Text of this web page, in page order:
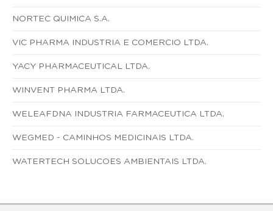
NORTEC QUIMICA S.A.
VIC PHARMA INDUSTRIA E COMERCIO LTDA.
YACY PHARMACEUTICAL LTDA.
WINVENT PHARMA LTDA.
WELEAFDNA INDUSTRIA FARMACEUTICA LTDA.
WEGMED - CAMINHOS MEDICINAIS LTDA.
WATERTECH SOLUCOES AMBIENTAIS LTDA.